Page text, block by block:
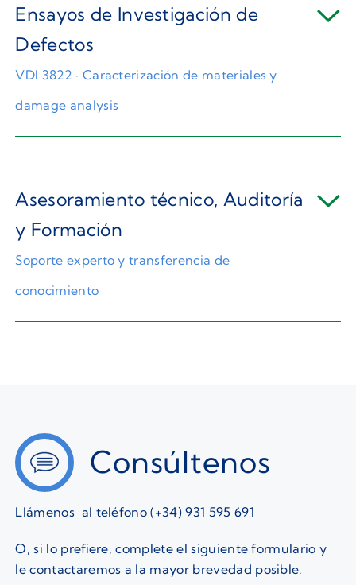
Ensayos de Investigación de
Defectos
VDI 3822 · Caracterización de materiales y
damage analysis
Asesoramiento técnico, Auditoría
y Formación
Soporte experto y transferencia de
conocimiento
Consúltenos
Llámenos al teléfono (+34) 931 595 691
O, si lo prefiere, complete el siguiente formulario y
le contactaremos a la mayor brevedad posible.